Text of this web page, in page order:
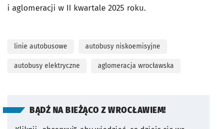
i aglomeracji w II kwartale 2025 roku.
linie autobusowe autobusy niskoemisyjne
autobusy elektryczne aglomeracja wrocławska
BĄDŹ NA BIEŻĄCO Z WROCŁAWIEM!